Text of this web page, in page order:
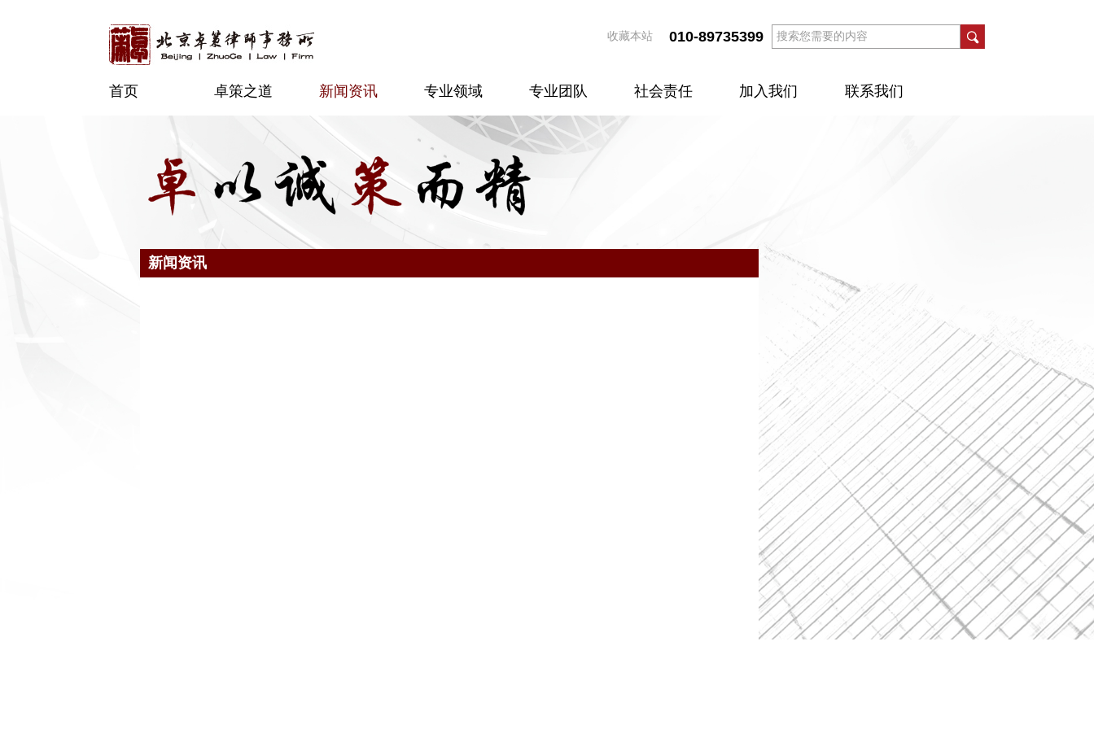
收藏本站 010-89735399
首页 卓策之道 新闻资讯 专业领域 专业团队 社会责任 加入我们 联系我们
新闻资讯